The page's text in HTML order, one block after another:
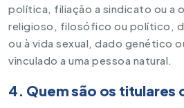
política, filiação a sindicato ou a
religioso, filosófico ou político,
ou à vida sexual, dado genético
vinculado a uma pessoa natural.
4. Quem são os titulares